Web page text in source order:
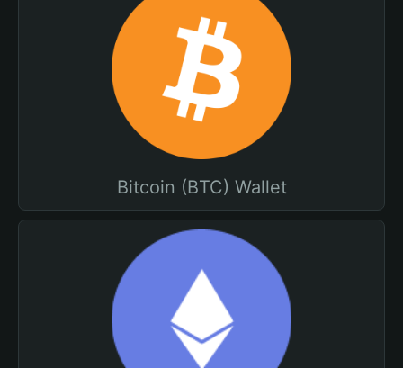
Bitcoin (BTC) Wallet